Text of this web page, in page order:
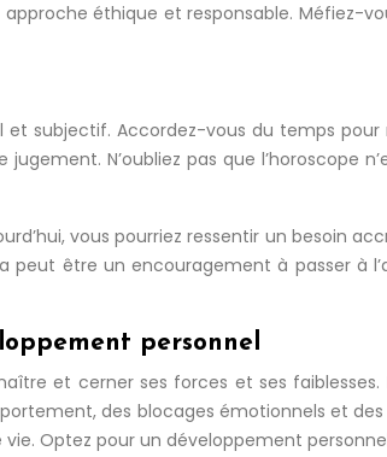
éthique et responsable. Méfiez-
et subjectif. Accordez-vous du temps
N’oubliez pas que l’horoscope
vous pourriez ressentir un
peut être un encouragement à passer
personnel
et cerner ses forces et ses
des blocages émotionnels et
Optez pour un développement